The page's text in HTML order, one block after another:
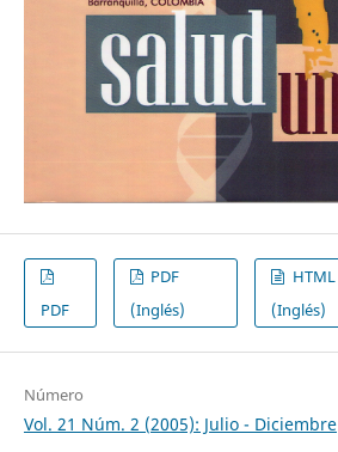
PDF
PDF
(Inglés)
HTML
(Inglés)
Número
Vol. 21 Núm. 2 (2005): Julio - Diciembre